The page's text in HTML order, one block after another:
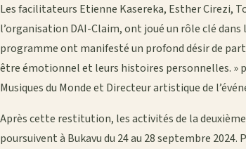
Les facilitateurs Etienne Kasereka, Esther Cirezi,
l’organisation DAI-Claim, ont joué un rôle clé dans
programme ont manifesté un profond désir de
être émotionnel et leurs histoires personnelles. »
Musiques du Monde et Directeur artistique de
Après cette restitution, les activités de la
poursuivent à Bukavu du 24 au 28 septembre